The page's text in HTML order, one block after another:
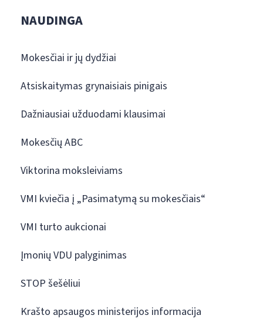
NAUDINGA
Mokesčiai ir jų dydžiai
Atsiskaitymas grynaisiais pinigais
Dažniausiai užduodami klausimai
Mokesčių ABC
Viktorina moksleiviams
VMI kviečia į „Pasimatymą su mokesčiais“
VMI turto aukcionai
Įmonių VDU palyginimas
STOP šešėliui
Krašto apsaugos ministerijos informacija